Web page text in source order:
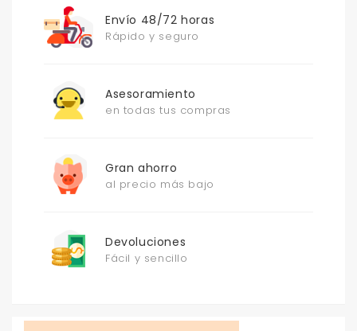
Envío 48/72 horas
Rápido y seguro
Asesoramiento
en todas tus compras
Gran ahorro
al precio más bajo
Devoluciones
Fácil y sencillo